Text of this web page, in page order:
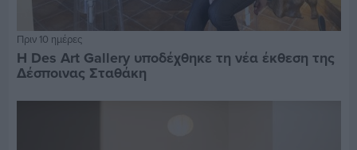
Πριν 10 ημέρες
Η Des Art Gallery υποδέχθηκε τη νέα έκθεση της
Δέσποινας Σταθάκη